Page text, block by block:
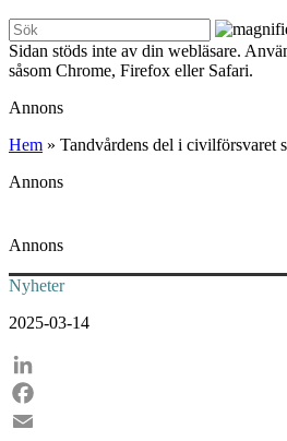
Sidan stöds inte av din webläsare.
såsom Chrome, Firefox eller Safari.
Annons
Hem » Tandvårdens del i civilförsvaret
Annons
Annons
Nyheter
2025-03-14
LinkedIn
Facebook